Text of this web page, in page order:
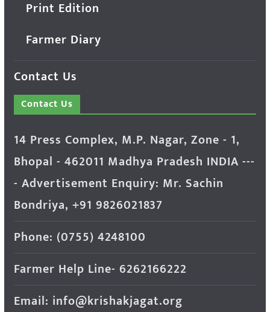
Print Edition
Farmer Diary
Contact Us
Contact Us
14 Press Complex, M.P. Nagar, Zone - 1,
Bhopal - 462011 Madhya Pradesh INDIA ---
- Advertisement Enquiry: Mr. Sachin
Bondriya, +91 9826021837
Phone: (0755) 4248100
Farmer Help Line- 6262166222
Email: info@krishakjagat.org